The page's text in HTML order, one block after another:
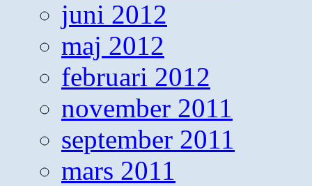
juni 2012
maj 2012
februari 2012
november 2011
september 2011
mars 2011